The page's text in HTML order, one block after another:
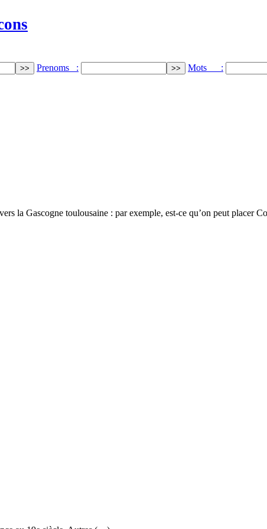
Prenoms : Mots :
la Gascogne toulousaine : par exemple, est-ce qu’on peut placer